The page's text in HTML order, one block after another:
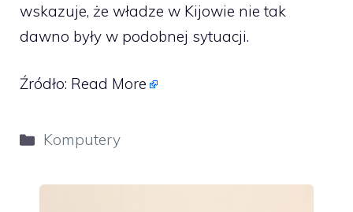
wskazuje, że władze w Kijowie nie tak
dawno były w podobnej sytuacji.
Źródło: Read More
Kategorie
Komputery